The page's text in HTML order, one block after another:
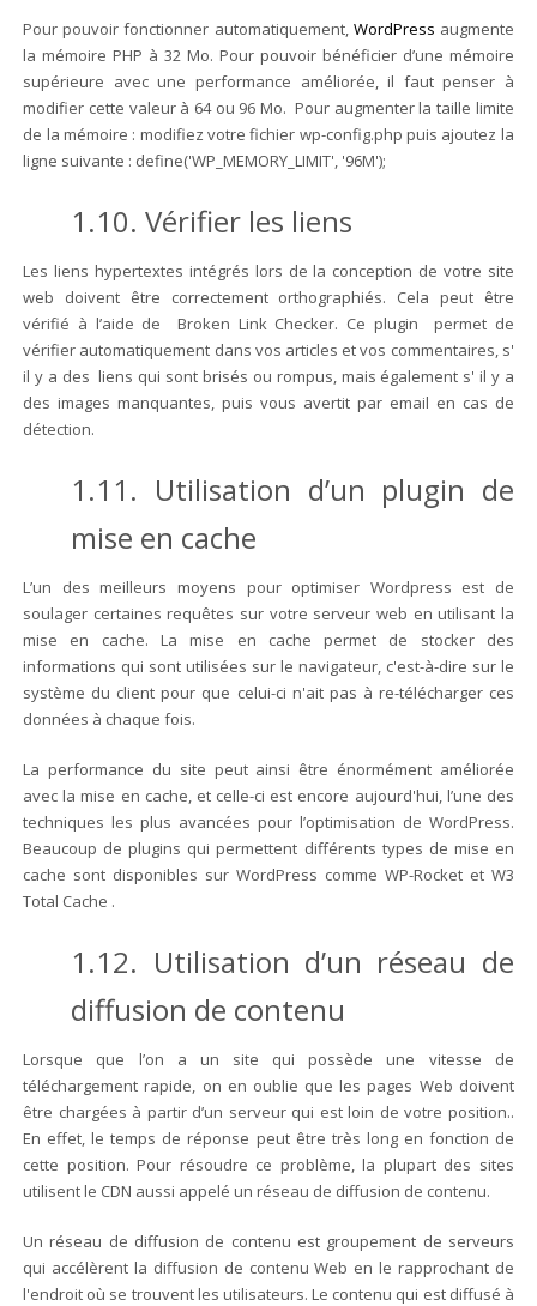
Pour pouvoir fonctionner automatiquement, WordPress augmente
la mémoire PHP à 32 Mo. Pour pouvoir bénéficier d’une mémoire
supérieure avec une performance améliorée, il faut penser à
modifier cette valeur à 64 ou 96 Mo. Pour augmenter la taille limite
de la mémoire : modifiez votre fichier wp-config.php puis ajoutez la
ligne suivante : define('WP_MEMORY_LIMIT', '96M');
1.10. Vérifier les liens
Les liens hypertextes intégrés lors de la conception de votre site
web doivent être correctement orthographiés. Cela peut être
vérifié à l’aide de Broken Link Checker. Ce plugin permet de
vérifier automatiquement dans vos articles et vos commentaires, s'
il y a des liens qui sont brisés ou rompus, mais également s' il y a
des images manquantes, puis vous avertit par email en cas de
détection.
1.11. Utilisation d’un plugin de
mise en cache
L’un des meilleurs moyens pour optimiser Wordpress est de
soulager certaines requêtes sur votre serveur web en utilisant la
mise en cache. La mise en cache permet de stocker des
informations qui sont utilisées sur le navigateur, c'est-à-dire sur le
système du client pour que celui-ci n'ait pas à re-télécharger ces
données à chaque fois.
La performance du site peut ainsi être énormément améliorée
avec la mise en cache, et celle-ci est encore aujourd'hui, l’une des
techniques les plus avancées pour l’optimisation de WordPress.
Beaucoup de plugins qui permettent différents types de mise en
cache sont disponibles sur WordPress comme WP-Rocket et W3
Total Cache .
1.12. Utilisation d’un réseau de
diffusion de contenu
Lorsque que l’on a un site qui possède une vitesse de
téléchargement rapide, on en oublie que les pages Web doivent
être chargées à partir d’un serveur qui est loin de votre position..
En effet, le temps de réponse peut être très long en fonction de
cette position. Pour résoudre ce problème, la plupart des sites
utilisent le CDN aussi appelé un réseau de diffusion de contenu.
Un réseau de diffusion de contenu est groupement de serveurs
qui accélèrent la diffusion de contenu Web en le rapprochant de
l'endroit où se trouvent les utilisateurs. Le contenu qui est diffusé à